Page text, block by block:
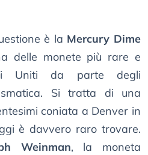
è la Mercury Dime
delle monete più rare e
Uniti da parte degli
Si tratta di una
coniata a Denver in
è davvero raro trovare.
Weinman, la moneta